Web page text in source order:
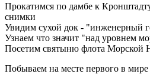
Прокатимся по дамбе к
снимки
Увидим сухой док - "инженерный
Узнаем что значит "над уровнем
Посетим святыню флота Морской
Побываем на месте первого в мире